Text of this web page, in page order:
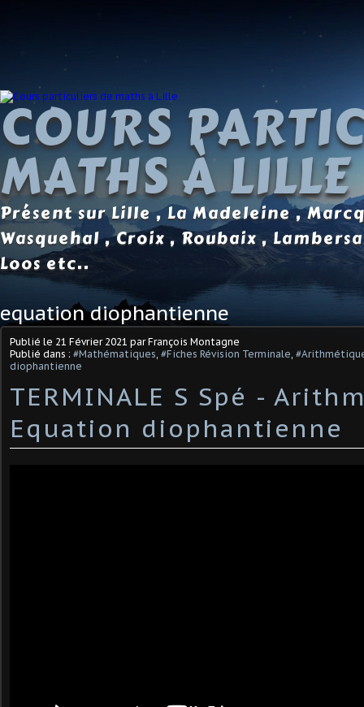
COURS
MATHS À LILLE
Présent sur Lille , La Madeleine ,
Wasquehal , Croix , Roubaix ,
Loos etc..
equation diophantienne
Publié le 21 Février 2021 par François Montagne
Publié dans : #Mathématiques #Fiches Révision Terminale
diophantienne
TERMINALE S Spé -
Equation diophantienne